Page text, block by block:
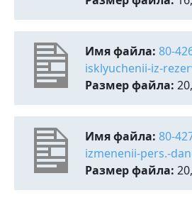
Имя файла: 80-
isklyuchenii-iz-
Размер файла:
Имя файла: 80-
izmenenii-pers.-
Размер файла: